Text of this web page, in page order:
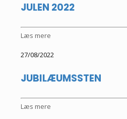
JULEN 2022
Læs mere
27/08/2022
JUBILÆUMSSTEN
Læs mere